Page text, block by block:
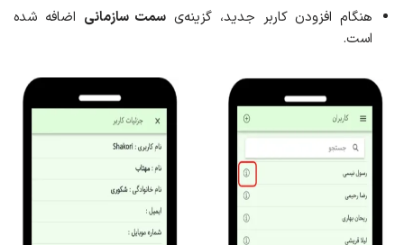
هنگام افزودن کاربر جدید، گزینه‌ی سمت سازمانی اضافه شده
است.